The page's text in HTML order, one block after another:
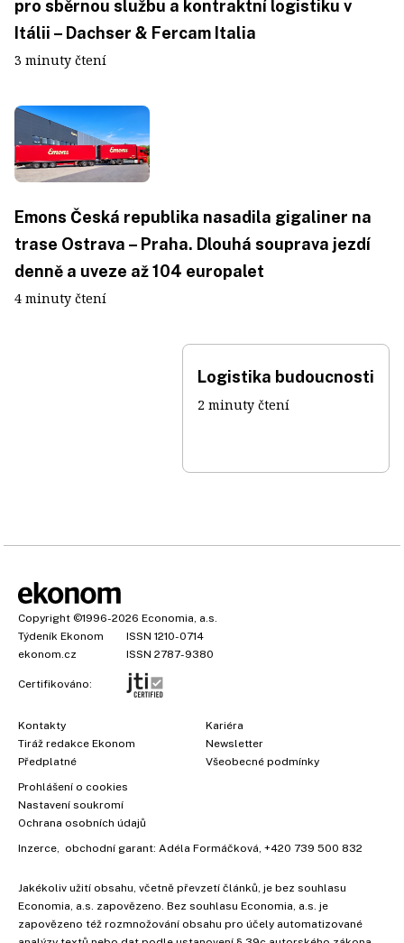
pro sběrnou službu a kontraktní logistiku v
Itálii – Dachser & Fercam Italia
3 minuty čtení
Emons Česká republika nasadila gigaliner na
trase Ostrava – Praha. Dlouhá souprava jezdí
denně a uveze až 104 europalet
4 minuty čtení
Logistika budoucnosti
2 minuty čtení
Copyright ©1996-2026 Economia, a.s.
Týdeník Ekonom
ISSN 1210-0714
ekonom.cz
ISSN 2787-9380
Certifikováno:
Kontakty
Tiráž redakce Ekonom
Předplatné
Kariéra
Newsletter
Všeobecné podmínky
Prohlášení o cookies
Nastavení soukromí
Ochrana osobních údajů
Inzerce , obchodní garant: Adéla Formáčková +420 739 500 832
Jakékoliv užití obsahu, včetně převzetí článků, je bez souhlasu
Economia, a.s. zapovězeno. Bez souhlasu Economia, a.s. je
zapovězeno též rozmnožování obsahu pro účely automatizované